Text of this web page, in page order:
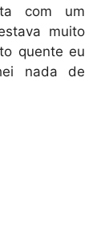
com um
muito
quente eu
nada de